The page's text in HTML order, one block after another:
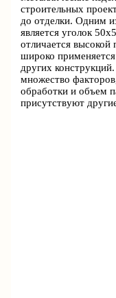
строительных
до отделки. Одним
является уголок
отличается
широко
других
множество
обработки и объем
присутствуют